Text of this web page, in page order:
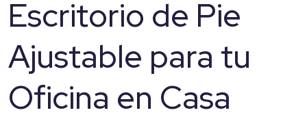
Escritorio de Pie
Ajustable para tu
Oficina en Casa